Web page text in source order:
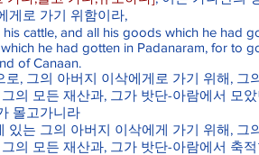
게로 가기 위함이라,
cattle, and all his goods which he had
he had gotten in Padanaram, for to
of Canaan.
로, 그의 아버지 이삭에게로 가기 위해, 그
의 모든 재산과, 그가 밧단-아람에서 모
몰고가니라
있는 그의 아버지 이삭에게 가기 위해, 그
의 모든 재산과, 그가 밧단-아람에서 축